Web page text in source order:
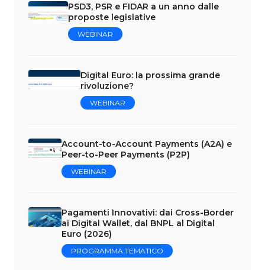
PSD3, PSR e FIDAR a un anno dalle
proposte legislative
WEBINAR
Digital Euro: la prossima grande
rivoluzione?
WEBINAR
Account-to-Account Payments (A2A) e
Peer-to-Peer Payments (P2P)
WEBINAR
Pagamenti Innovativi: dai Cross-Border
ai Digital Wallet, dal BNPL al Digital
Euro (2026)
PROGRAMMA TEMATICO